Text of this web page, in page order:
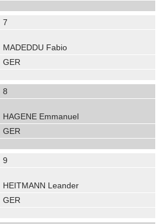
7
MADEDDU Fabio
GER
8
HAGENE Emmanuel
GER
9
HEITMANN Leander
GER